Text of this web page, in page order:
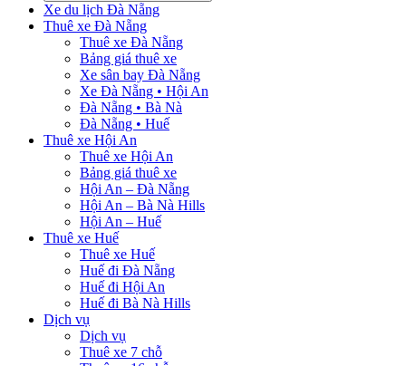
Xe du lịch Đà Nẵng
Thuê xe Đà Nẵng
Thuê xe Đà Nẵng
Bảng giá thuê xe
Xe sân bay Đà Nẵng
Xe Đà Nẵng • Hội An
Đà Nẵng • Bà Nà
Đà Nẵng • Huế
Thuê xe Hội An
Thuê xe Hội An
Bảng giá thuê xe
Hội An – Đà Nẵng
Hội An – Bà Nà Hills
Hội An – Huế
Thuê xe Huế
Thuê xe Huế
Huế đi Đà Nẵng
Huế đi Hội An
Huế đi Bà Nà Hills
Dịch vụ
Dịch vụ
Thuê xe 7 chỗ